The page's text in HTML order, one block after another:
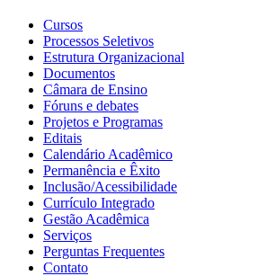
Cursos
Processos Seletivos
Estrutura Organizacional
Documentos
Câmara de Ensino
Fóruns e debates
Projetos e Programas
Editais
Calendário Acadêmico
Permanência e Êxito
Inclusão/Acessibilidade
Currículo Integrado
Gestão Acadêmica
Serviços
Perguntas Frequentes
Contato